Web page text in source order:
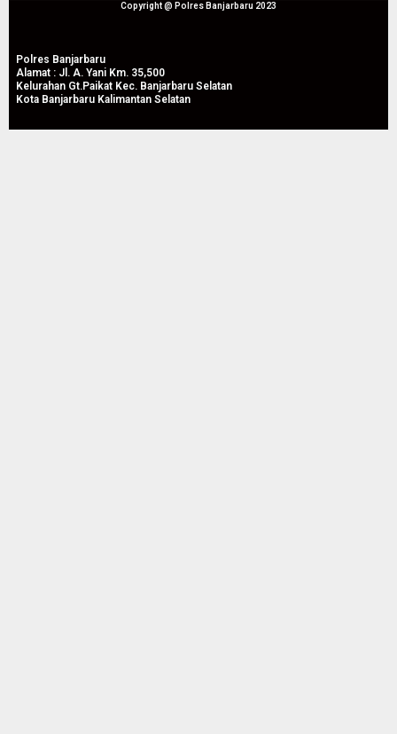
Copyright @ Polres Banjarbaru 2023
Polres Banjarbaru
Alamat : Jl. A. Yani Km. 35,500
Kelurahan Gt.Paikat Kec. Banjarbaru Selatan
Kota Banjarbaru Kalimantan Selatan